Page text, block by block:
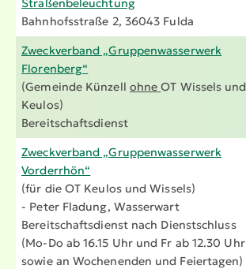
Straßen­be­leuchtung
Bahnhofs­straße 2, 36043 Fulda
Zweck­verband „Gruppen­was­serwerk
Florenberg“
(Gemeinde Künzell ohneOT Wissels und
Keulos)
Bereit­schafts­dienst
Zweck­verband „Gruppen­was­serwerk
Vorderrhön“
(für die OT Keulos und Wissels)
- Peter Fladung, Wasserwart
Bereit­schafts­dienst nach Dienst­schluss
(Mo-Do ab 16.15 Uhr und Fr ab 12.30 Uhr
sowie an Wochenenden und Feiertagen)